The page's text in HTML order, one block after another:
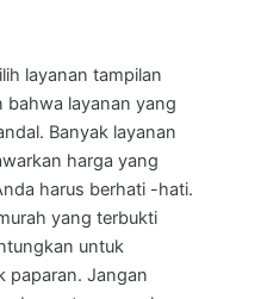
layanan tampilan
bahwa layanan yang
Banyak layanan
harga yang
harus berhati -hati.
yang terbukti
untuk
paparan. Jangan